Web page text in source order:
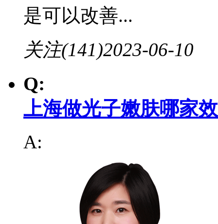
是可以改善...
关注(141)2023-06-10
Q:
上海做光子嫩肤哪家
A: